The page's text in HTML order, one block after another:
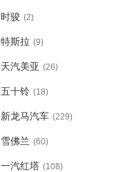
时骏 (2)
特斯拉 (9)
天汽美亚 (26)
五十铃 (18)
新龙马汽车 (229)
雪佛兰 (60)
一汽红塔 (108)